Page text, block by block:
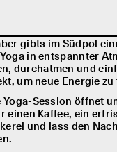
gibts im Südpol
in entspannter
durchatmen und
um neue Energie zu
Session öffnet
einen Kaffee, ein
und lass den